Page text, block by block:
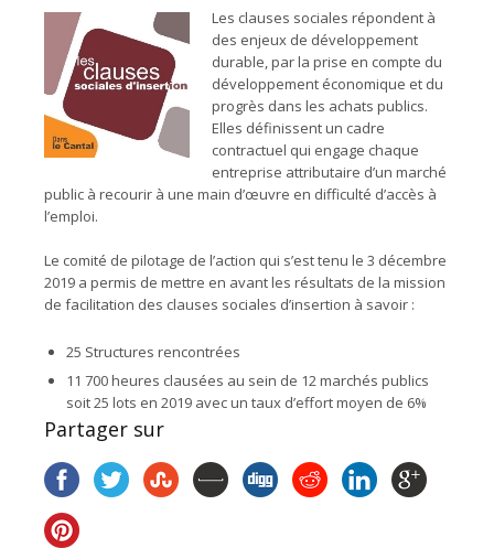
Les clauses sociales répondent à
des enjeux de développement
durable, par la prise en compte du
développement économique et du
progrès dans les achats publics.
Elles définissent un cadre
contractuel qui engage chaque
entreprise attributaire d’un marché
public à recourir à une main d’œuvre en difficulté d’accès à
l’emploi.
Le comité de pilotage de l’action qui s’est tenu le 3 décembre
2019 a permis de mettre en avant les résultats de la mission
de facilitation des clauses sociales d’insertion à savoir :
25 Structures rencontrées
11 700 heures clausées au sein de 12 marchés publics
soit 25 lots en 2019 avec un taux d’effort moyen de 6%
Partager sur